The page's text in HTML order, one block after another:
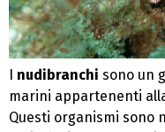
nudibranchi sono un
marini appartenenti
Questi organismi sono